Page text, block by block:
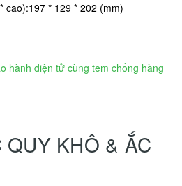
cao):197 * 129 * 202 (mm)
hành điện tử cùng tem chống hàng
KHÔ & ẮC